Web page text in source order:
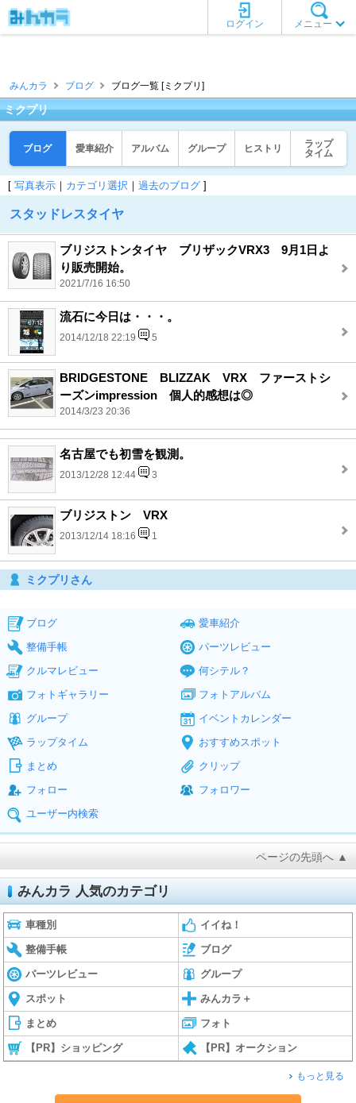
メニュー
ログイン
みんカラ ブログ ブログ一覧 [ミクプリ]
ミクプリ
ブログ 愛車紹介 アルバム グループ ヒストリ
ラップ
タイム
[ 写真表示 ｜ カテゴリ選択 ｜ 過去のブログ ]
スタッドレスタイヤ
ブリジストンタイヤ ブリザックVRX3 9月1日よ
り販売開始。
2021/7/16 16:50
流石に今日は・・・。
2014/12/18 22:19 5
BRIDGESTONE BLIZZAK VRX ファーストシ
ーズンimpression 個人的感想は◎
2014/3/23 20:36
名古屋でも初雪を観測。
2013/12/28 12:44 3
ブリジストン VRX
2013/12/14 18:16 1
ミクプリさん
ブログ
愛車紹介
整備手帳
パーツレビュー
クルマレビュー
何シテル？
フォトギャラリー
フォトアルバム
グループ
イベントカレンダー
ラップタイム
おすすめスポット
まとめ
クリップ
フォロー
フォロワー
ユーザー内検索
ページの先頭へ ▲
みんカラ 人気のカテゴリ
車種別 イイね！
整備手帳 ブログ
パーツレビュー グループ
スポット みんカラ＋
まとめ フォト
【PR】ショッピング 【PR】オークション
もっと見る